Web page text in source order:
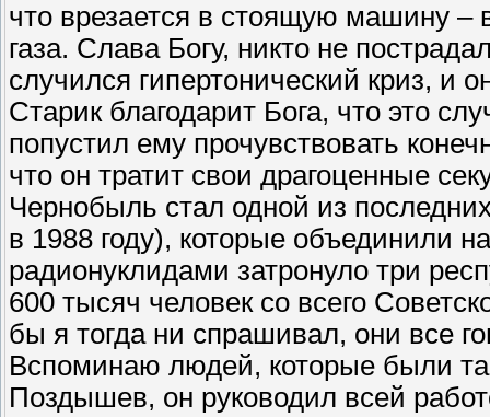
что врезается в стоящую машину –
газа. Слава Богу, никто не
случился гипертонический криз, и
Старик благодарит Бога, что это
попустил ему прочувствовать
что он тратит свои драгоценные
Чернобыль стал одной из
в 1988 году), которые объединили
радионуклидами затронуло три
600 тысяч человек со всего
бы я тогда ни спрашивал, они все
Вспоминаю людей, которые были
Поздышев, он руководил всей